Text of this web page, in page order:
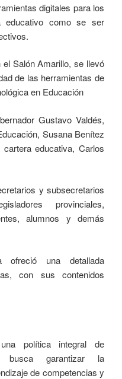
digitales para los
educativo como se ser
Salón Amarillo, se llevó
de las herramientas de
en Educación
Gustavo Valdés,
Susana Benítez
educativa, Carlos
y subsecretarios
provinciales,
alumnos y demás
ofreció una detallada
con sus contenidos
política integral de
busca garantizar la
de competencias y